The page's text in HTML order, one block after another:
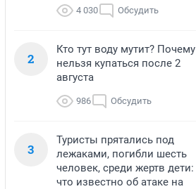
4 030 Обсудить
2
Кто тут воду мутит? Почему
нельзя купаться после 2
августа
986 Обсудить
3
Туристы прятались под
лежаками, погибли шесть
человек, среди жертв дети:
что известно об атаке на